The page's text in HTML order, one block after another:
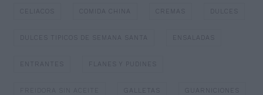
CELIACOS COMIDA CHINA CREMAS
DULCES TIPICOS DE SEMANA SANTA ENSALADAS
ENTRANTES FLANES Y PUDINES
FREIDORA SIN ACEITE GALLETAS GUARNICIONES